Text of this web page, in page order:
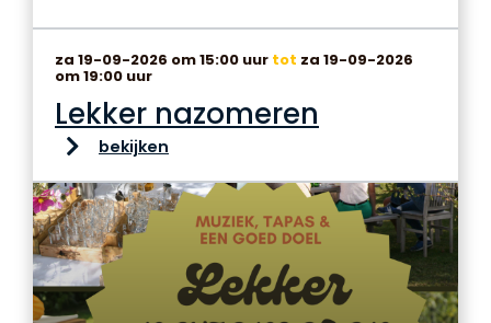
za 19-09-2026 om 15:00 uur tot za 19-09-2026
om 19:00 uur
Lekker nazomeren
bekijken